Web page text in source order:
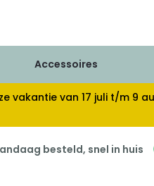
Accessoires
vakantie van 17 juli t/m
besteld, snel in huis